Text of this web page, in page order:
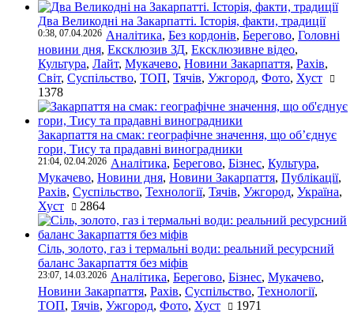
Два Великодні на Закарпатті. Історія, факти, традиції
0:38, 07.04.2026 Аналітика, Без кордонів, Берегово, Головні
новини дня, Ексклюзив ЗД, Ексклюзивне відео,
Культура, Лайт, Мукачево, Новини Закарпаття, Рахів,
Світ, Суспільство, ТОП, Тячів, Ужгород, Фото, Хуст
1378
Закарпаття на смак: географічне значення, що об’єднує
гори, Тису та прадавні виноградники
21:04, 02.04.2026 Аналітика, Берегово, Бізнес, Культура,
Мукачево, Новини дня, Новини Закарпаття, Публікації,
Рахів, Суспільство, Технології, Тячів, Ужгород, Україна,
Хуст
2864
Сіль, золото, газ і термальні води: реальний ресурсний
баланс Закарпаття без міфів
23:07, 14.03.2026 Аналітика, Берегово, Бізнес, Мукачево,
Новини Закарпаття, Рахів, Суспільство, Технології,
ТОП, Тячів, Ужгород, Фото, Хуст 1971